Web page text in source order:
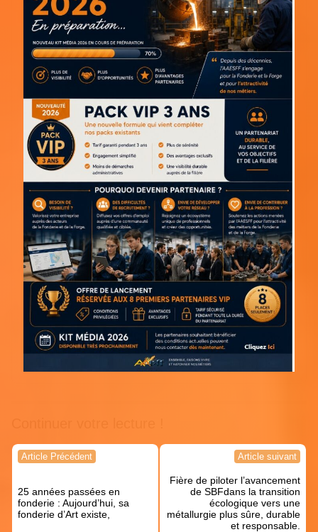
Navigation
l’article
Article Précédent
25 années passées en
fonderie : Aujourd’hui, sa
fonderie d’Art existe,
Article suivant
Fière de piloter l’avancement
de SBFdans la transition
écologique vers une
métallurgie plus sûre, durable
et responsable.